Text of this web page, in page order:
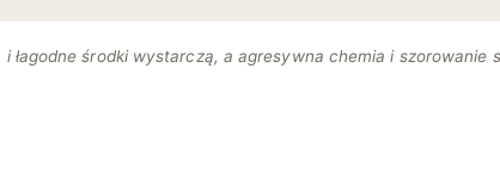
łagodne środki wystarczą, a agresywna chemia i szorowanie